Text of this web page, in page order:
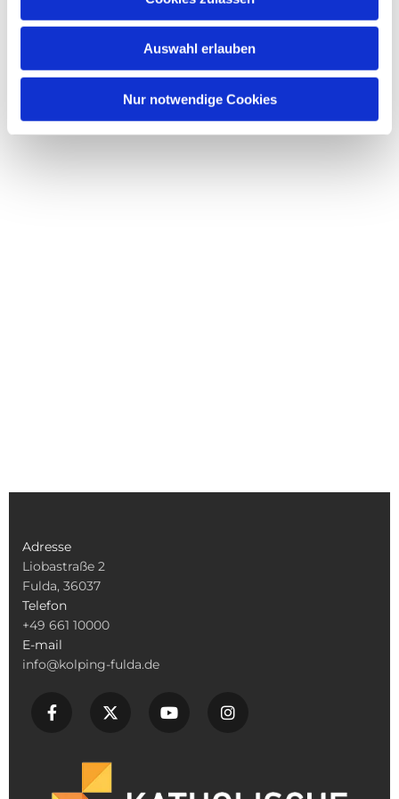
Auswahl erlauben
Nur notwendige Cookies
Adresse
Liobastraße 2
Fulda, 36037
Telefon
+49 661 10000
E-mail
info@kolping-fulda.de